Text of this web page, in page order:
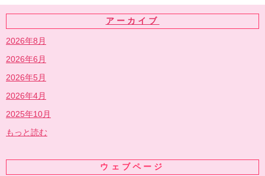
アーカイブ
2026年8月
2026年6月
2026年5月
2026年4月
2025年10月
もっと読む
ウェブページ